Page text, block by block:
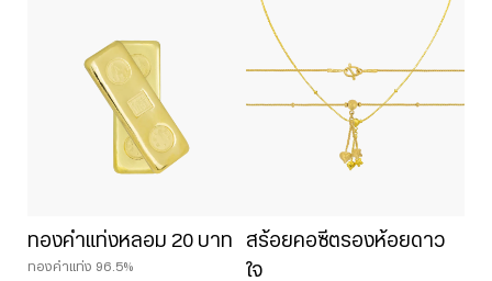
ทองคำแท่งหลอม 20 บาท
ทองคำแท่ง 96.5%
สร้อยคอซีตรองห้อยดาว
ใจ